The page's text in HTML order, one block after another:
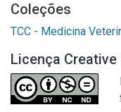
Coleções
TCC - Medicina
Licença